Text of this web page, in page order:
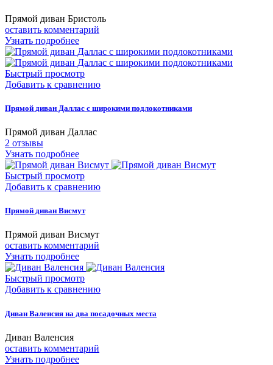
Прямой диван Бристоль
оставить комментарий
Узнать подробнее
Быстрый просмотр
Добавить к сравнению
Прямой диван Даллас с широкими подлокотниками
Прямой диван Даллас
2 отзывы
Узнать подробнее
Быстрый просмотр
Добавить к сравнению
Прямой диван Висмут
Прямой диван Висмут
оставить комментарий
Узнать подробнее
Быстрый просмотр
Добавить к сравнению
Диван Валенсия на два посадочных места
Диван Валенсия
оставить комментарий
Узнать подробнее